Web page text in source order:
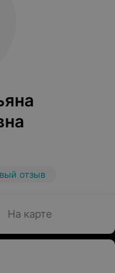
отзыв
На карте